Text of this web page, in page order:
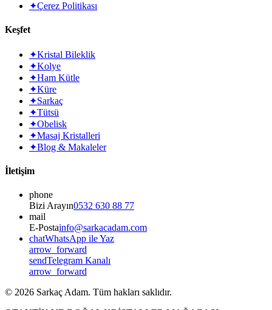
✦Çerez Politikası
Keşfet
✦Kristal Bileklik
✦Kolye
✦Ham Kütle
✦Küre
✦Sarkaç
✦Tütsü
✦Obelisk
✦Masaj Kristalleri
✦Blog & Makaleler
İletişim
phone
Bizi Arayın0532 630 88 77
mail
E-Postainfo@sarkacadam.com
chatWhatsApp ile Yaz
arrow_forward
sendTelegram Kanalı
arrow_forward
© 2026 Sarkaç Adam. Tüm hakları saklıdır.